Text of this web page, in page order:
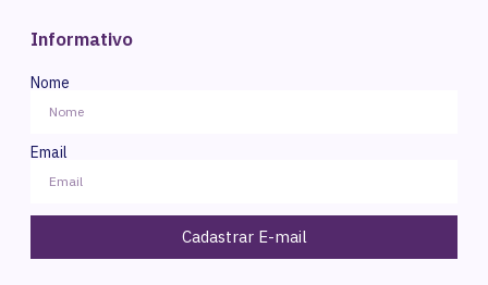
Informativo
Nome
Email
Cadastrar E-mail